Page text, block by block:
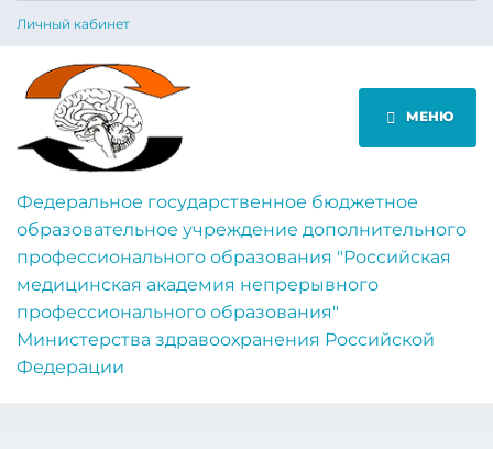
Личный кабинет
МЕНЮ
Федеральное государственное бюджетное
образовательное учреждение дополнительного
профессионального образования "Российская
медицинская академия непрерывного
профессионального образования"
Министерства здравоохранения Российской
Федерации